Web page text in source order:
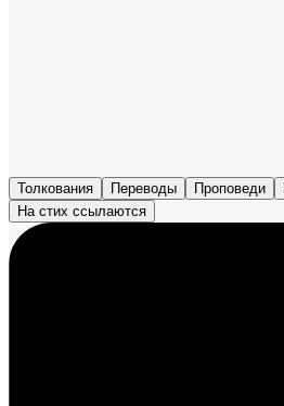
Толкования Переводы Проповеди
На стих ссылаются